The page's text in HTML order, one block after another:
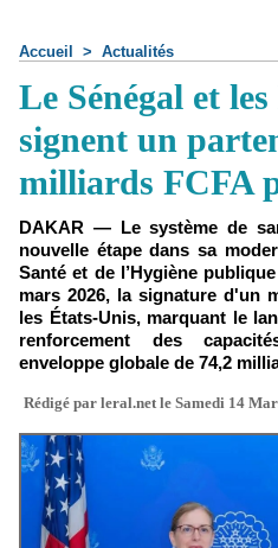
Accueil > Actualités
Le Sénégal et
signent un
milliards FCFA
DAKAR — Le système de
nouvelle étape dans sa
Santé et de l’Hygiène
mars 2026, la signature d'un
les États-Unis, marquant le
renforcement des
enveloppe globale de 74,2
Rédigé par leral.net le Samedi 14